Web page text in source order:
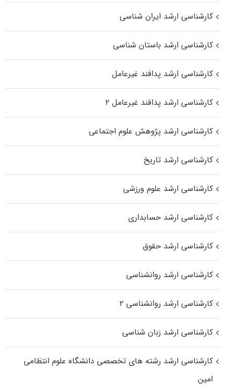
کارشناسی ارشد ایران شناسی
کارشناسی ارشد باستان شناسی
کارشناسی ارشد پدافند غیرعامل
کارشناسی ارشد پدافند غیرعامل ۲
کارشناسی ارشد پژوهش علوم اجتماعی
کارشناسی ارشد تاریخ
کارشناسی ارشد علوم ورزشی
کارشناسی ارشد حسابداری
کارشناسی ارشد حقوق
کارشناسی ارشد روانشناسی
کارشناسی ارشد روانشناسی ۲
کارشناسی ارشد زبان شناسی
کارشناسی ارشد رﺷﺘﻪ ﻫﺎی تخصصی داﻧﺸﮕﺎه ﻋﻠﻮم انتظامی
اﻣﻴﻦ